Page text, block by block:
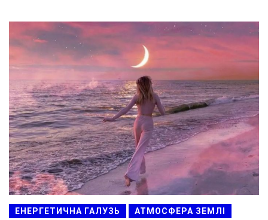
ЕНЕРГЕТИЧНА ГАЛУЗЬ АТМОСФЕРА ЗЕМЛІ